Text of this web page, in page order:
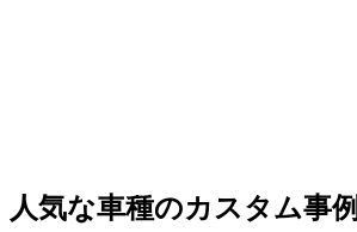
人気な車種のカスタム事例